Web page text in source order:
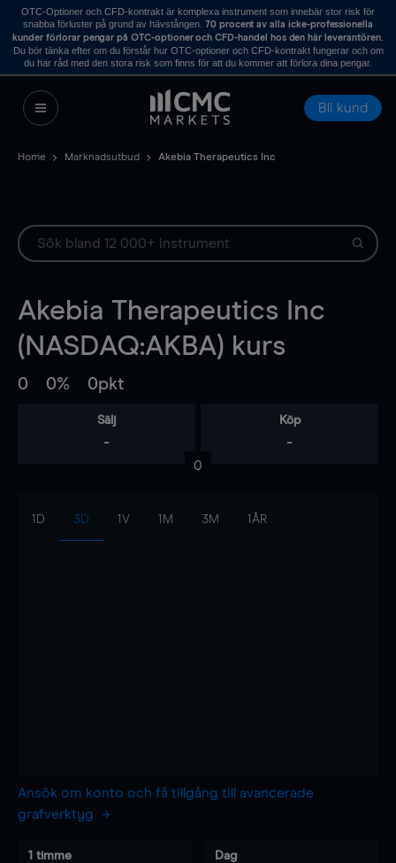
OTC-Optioner och CFD-kontrakt är komplexa instrument som innebär stor risk för
snabba förluster på grund av hävstången. 70 procent av alla icke-professionella
kunder förlorar pengar på OTC-optioner och CFD-handel hos den här leverantören.
Du bör tänka efter om du förstår hur OTC-optioner och CFD-kontrakt fungerar och om
du har råd med den stora risk som finns för att du kommer att förlora dina pengar.
Bli kund
Home Marknadsutbud Akebia Therapeutics Inc
Akebia Therapeutics Inc
(NASDAQ:AKBA) kurs
0 0% 0pkt
Sälj
-
Köp
-
0
1D 3D 1V 1M 3M 1ÅR
Ansök om konto och få tillgång till avancerade
grafverktyg
1 timme Dag